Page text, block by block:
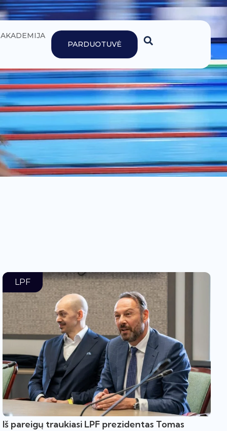
AKADEMIJA
PARDUOTUVĖ
LPF
Iš pareigų traukiasi LPF prezidentas Tomas